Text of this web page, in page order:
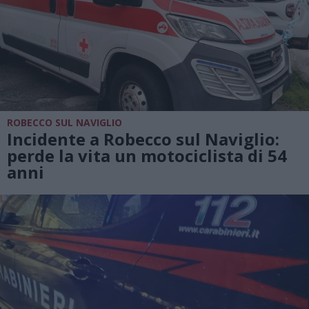
ROBECCO SUL NAVIGLIO
Incidente a Robecco sul Naviglio:
perde la vita un motociclista di 54
anni